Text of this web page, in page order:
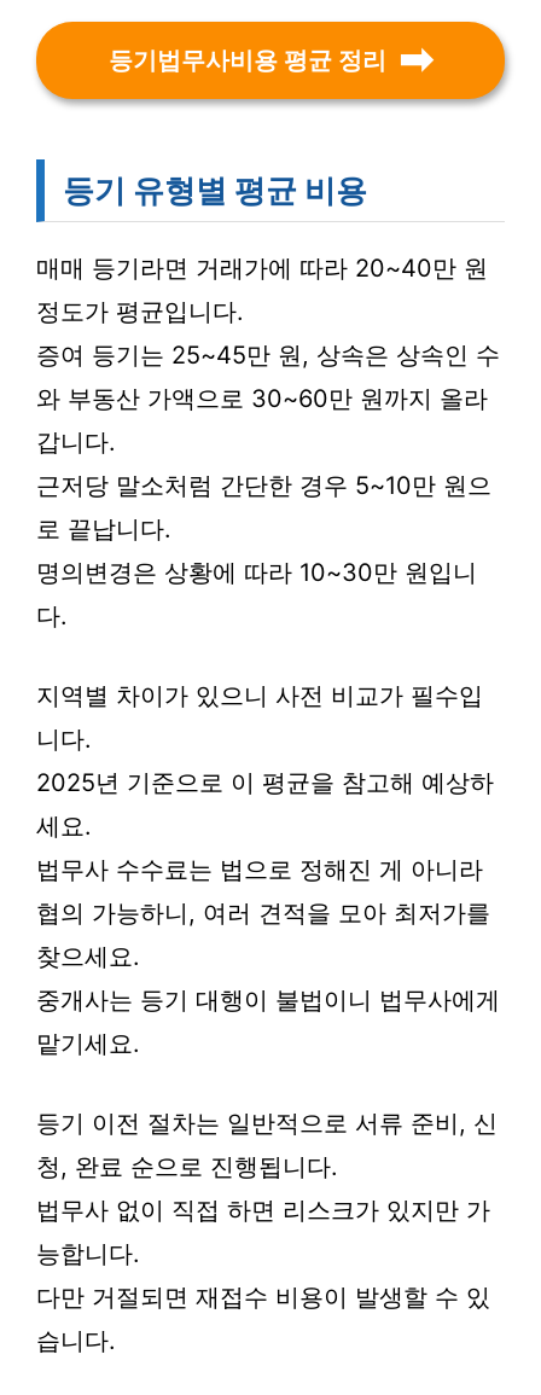
등기법무사비용 평균 정리
등기 유형별 평균 비용
매매 등기라면 거래가에 따라 20~40만 원
정도가 평균입니다.
증여 등기는 25~45만 원, 상속은 상속인 수
와 부동산 가액으로 30~60만 원까지 올라
갑니다.
근저당 말소처럼 간단한 경우 5~10만 원으
로 끝납니다.
명의변경은 상황에 따라 10~30만 원입니
다.
지역별 차이가 있으니 사전 비교가 필수입
니다.
2025년 기준으로 이 평균을 참고해 예상하
세요.
법무사 수수료는 법으로 정해진 게 아니라
협의 가능하니, 여러 견적을 모아 최저가를
찾으세요.
중개사는 등기 대행이 불법이니 법무사에게
맡기세요.
등기 이전 절차는 일반적으로 서류 준비, 신
청, 완료 순으로 진행됩니다.
법무사 없이 직접 하면 리스크가 있지만 가
능합니다.
다만 거절되면 재접수 비용이 발생할 수 있
습니다.